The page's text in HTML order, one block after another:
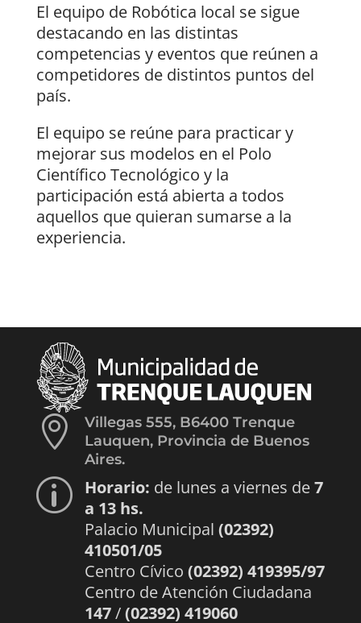
El equipo de Robótica local se sigue
destacando en las distintas
competencias y eventos que reúnen a
competidores de distintos puntos del
país.
El equipo se reúne para practicar y
mejorar sus modelos en el Polo
Científico Tecnológico y la
participación está abierta a todos
aquellos que quieran sumarse a la
experiencia.

Villegas 555, B6400 Trenque
Lauquen, Provincia de Buenos
Aires.
p Horario: de lunes a viernes de7
a 13 hs.
Palacio Municipal (02392)
410501/05
Centro Cívico (02392) 419395/97
Centro de Atención Ciudadana
147/(02392) 419060